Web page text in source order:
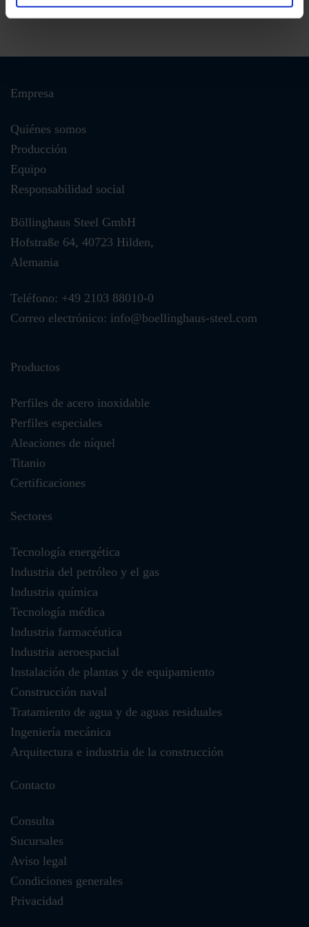
Empresa
Quiénes somos
Producción
Equipo
Responsabilidad social
Böllinghaus Steel GmbH
Hofstraße 64, 40723 Hilden,
Alemania
Teléfono: +49 2103 88010-0
Correo electrónico: info@boellinghaus-steel.com
Productos
Perfiles de acero inoxidable
Perfiles especiales
Aleaciones de níquel
Titanio
Certificaciones
Sectores
Tecnología energética
Industria del petróleo y el gas
Industria química
Tecnología médica
Industria farmacéutica
Industria aeroespacial
Instalación de plantas y de equipamiento
Construcción naval
Tratamiento de agua y de aguas residuales
Ingeniería mecánica
Arquitectura e industria de la construcción
Contacto
Consulta
Sucursales
Aviso legal
Condiciones generales
Privacidad